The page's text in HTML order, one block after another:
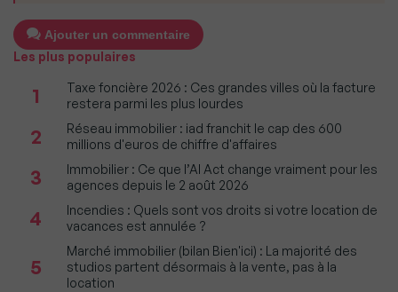
Ajouter un commentaire
Les plus populaires
1
Taxe foncière 2026 : Ces grandes villes où la facture
restera parmi les plus lourdes
2
Réseau immobilier : iad franchit le cap des 600
millions d'euros de chiffre d'affaires
3
Immobilier : Ce que l’AI Act change vraiment pour les
agences depuis le 2 août 2026
4
Incendies : Quels sont vos droits si votre location de
vacances est annulée ?
5
Marché immobilier (bilan Bien'ici) : La majorité des
studios partent désormais à la vente, pas à la
location